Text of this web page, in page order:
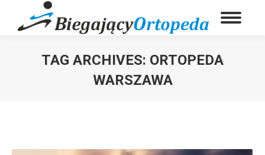
TAG ARCHIVES: ORTOPEDA
WARSZAWA